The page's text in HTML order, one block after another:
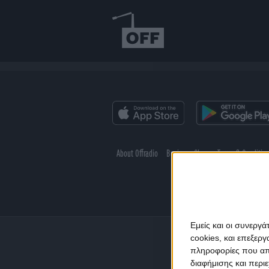
Εμείς και οι
cookies, και
πληροφορίες που
διαφήμισης και
About Offradio Business Class Terms &